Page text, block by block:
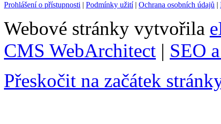
Prohlášení o přístupnosti | Podmínky užití| Ochrana osobních údajů |
Webové stránky vytvořila
CMS WebArchitect | SEO
Přeskočit na začátek